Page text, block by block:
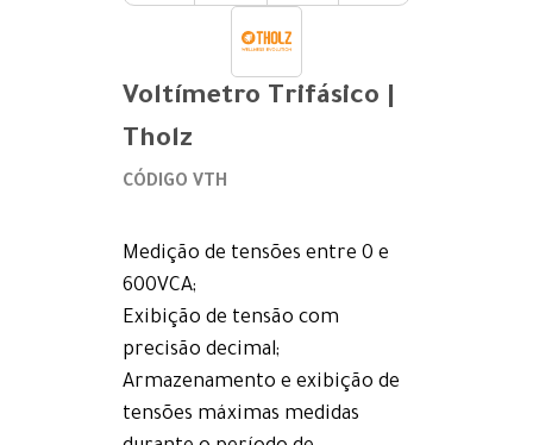
Voltímetro Trifásico |
Tholz
CÓDIGO VTH
Medição de tensões entre 0 e
600VCA;
Exibição de tensão com
precisão decimal;
Armazenamento e exibição de
tensões máximas medidas